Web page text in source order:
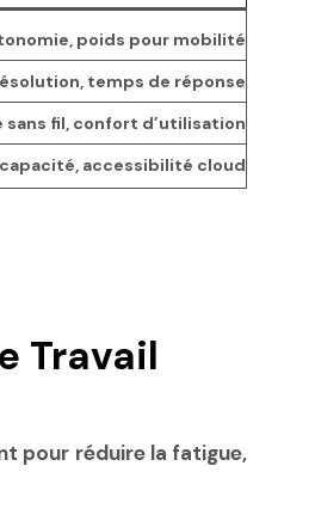
poids pour mobilité
temps de réponse
fil, confort d’utilisation
accessibilité cloud
Travail
pour réduire la fatigue,